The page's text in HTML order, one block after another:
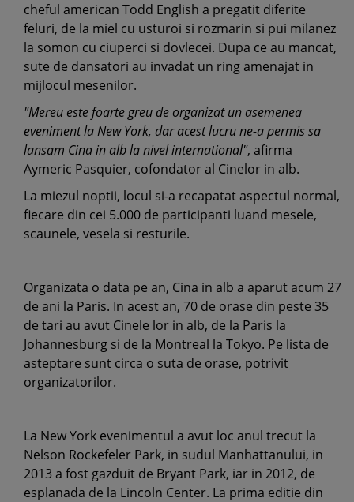
cheful american Todd English a pregatit diferite
feluri, de la miel cu usturoi si rozmarin si pui milanez
la somon cu ciuperci si dovlecei. Dupa ce au mancat,
sute de dansatori au invadat un ring amenajat in
mijlocul mesenilor.
"Mereu este foarte greu de organizat un asemenea
eveniment la New York, dar acest lucru ne-a permis sa
lansam Cina in alb la nivel international", afirma
Aymeric Pasquier, cofondator al Cinelor in alb.
La miezul noptii, locul si-a recapatat aspectul normal,
fiecare din cei 5.000 de participanti luand mesele,
scaunele, vesela si resturile.
Organizata o data pe an, Cina in alb a aparut acum 27
de ani la Paris. In acest an, 70 de orase din peste 35
de tari au avut Cinele lor in alb, de la Paris la
Johannesburg si de la Montreal la Tokyo. Pe lista de
asteptare sunt circa o suta de orase, potrivit
organizatorilor.
La New York evenimentul a avut loc anul trecut la
Nelson Rockefeler Park, in sudul Manhattanului, in
2013 a fost gazduit de Bryant Park, iar in 2012, de
esplanada de la Lincoln Center. La prima editie din